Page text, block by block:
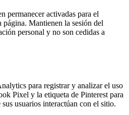
permanecer activadas para el
Mantienen la sesión del
personal y no son cedidas a
para registrar y analizar el uso
Pixel y la etiqueta de Pinterest para
usuarios interactúan con el sitio.